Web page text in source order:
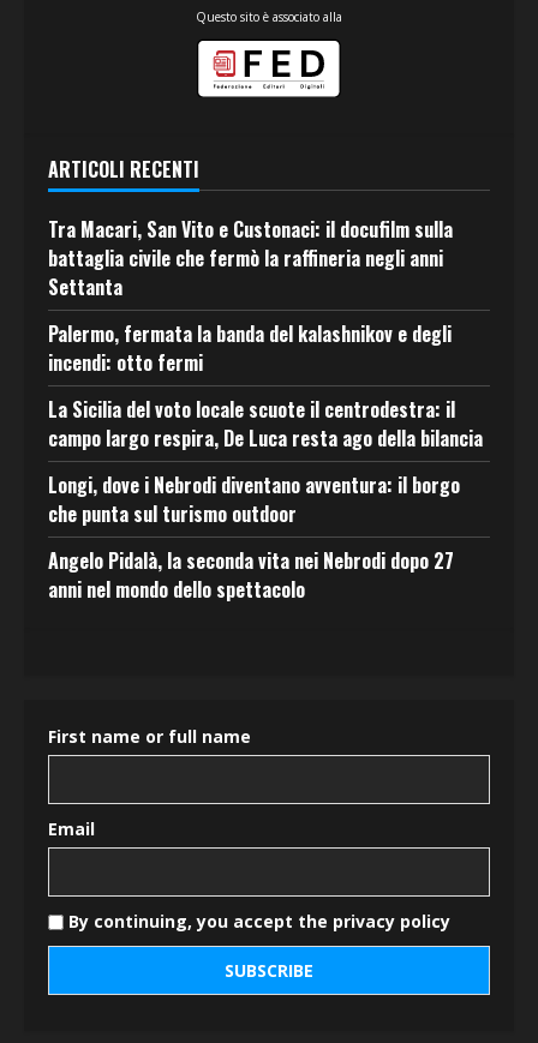
Questo sito è associato alla
ARTICOLI RECENTI
Tra Macari, San Vito e Custonaci: il docufilm sulla
battaglia civile che fermò la raffineria negli anni
Settanta
Palermo, fermata la banda del kalashnikov e degli
incendi: otto fermi
La Sicilia del voto locale scuote il centrodestra: il
campo largo respira, De Luca resta ago della bilancia
Longi, dove i Nebrodi diventano avventura: il borgo
che punta sul turismo outdoor
Angelo Pidalà, la seconda vita nei Nebrodi dopo 27
anni nel mondo dello spettacolo
First name or full name
Email
By continuing, you accept the privacy policy